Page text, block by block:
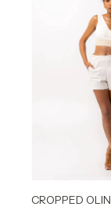
CROPPED